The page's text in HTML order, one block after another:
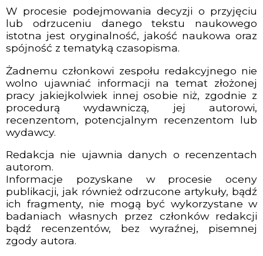
W procesie podejmowania decyzji o przyjęciu
lub odrzuceniu danego tekstu naukowego
istotna jest oryginalność, jakość naukowa oraz
spójność z tematyką czasopisma.
Żadnemu członkowi zespołu redakcyjnego nie
wolno ujawniać informacji na temat złożonej
pracy jakiejkolwiek innej osobie niż, zgodnie z
procedurą wydawniczą, jej autorowi,
recenzentom, potencjalnym recenzentom lub
wydawcy.
Redakcja nie ujawnia danych o recenzentach
autorom.
Informacje pozyskane w procesie oceny
publikacji, jak również odrzucone artykuły, bądź
ich fragmenty, nie mogą być wykorzystane w
badaniach własnych przez członków redakcji
bądź recenzentów, bez wyraźnej, pisemnej
zgody autora.